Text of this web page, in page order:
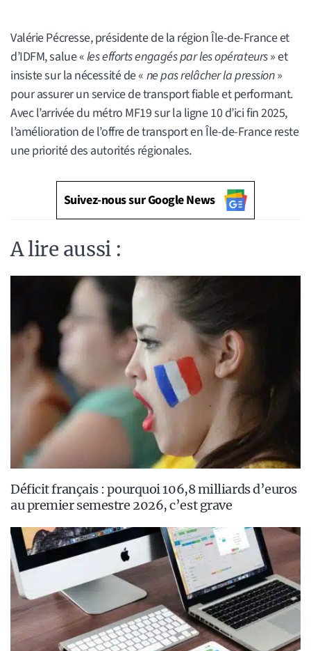
Valérie Pécresse, présidente de la région Île-de-France et
d’IDFM, salue «les efforts engagés par les opérateurs» et
insiste sur la nécessité de « ne pas relâcher la pression»
pour assurer un service de transport fiable et performant.
Avec l’arrivée du métro MF19 sur la ligne 10 d’ici fin 2025,
l’amélioration de l’offre de transport en Île-de-France reste
une priorité des autorités régionales.
Suivez-nous sur Google News
A lire aussi :
Déficit français : pourquoi 106,8 milliards d’euros
au premier semestre 2026, c’est grave